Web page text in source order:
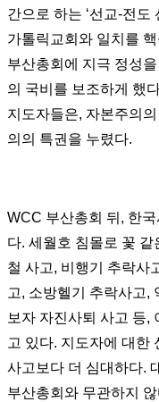
간으로 하는 ‘선교-전도
가톨릭교회와 일치를
부산총회에 지극 정성
의 국비를 보조하게 했
지도자들은, 자본주의
의의 특권을 누렸다.
WCC 부산총회 뒤, 한
다. 세월호 침몰로 꽃
철 사고, 비행기 추락사
고, 소방헬기 추락사고,
보자 자진사퇴 사고 등,
고 있다. 지도자에 대한
사고보다 더 심대하다.
부산총회와 무관하지